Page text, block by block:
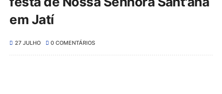
em Jatí
27 JULHO 0 COMENTÁRIOS